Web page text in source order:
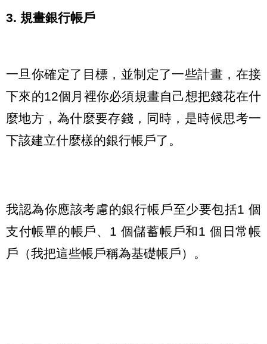
3. 規畫銀行帳戶
一旦你確定了目標，並制定了一些計畫，在接
下來的12個月裡你必須規畫自己想把錢花在什
麼地方，為什麼要存錢，同時，是時候思考一
下該建立什麼樣的銀行帳戶了。
我認為你應該考慮的銀行帳戶至少要包括1 個
支付帳單的帳戶、1 個儲蓄帳戶和1 個日常帳
戶（我把這些帳戶稱為基礎帳戶）。